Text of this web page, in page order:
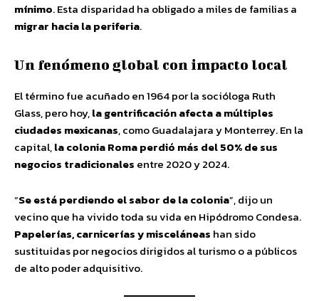
mínimo. Esta disparidad ha obligado a miles de familias a
migrar hacia la periferia.
Un fenómeno global con impacto local
El término fue acuñado en 1964 por la socióloga Ruth
Glass, pero hoy,la gentrificación afecta a múltiples
ciudades mexicanas, como Guadalajara y Monterrey. En la
capital,la colonia Roma perdió más del 50% de sus
negocios tradicionales entre 2020 y 2024.
“Se está perdiendo el sabor de la colonia”, dijo un
vecino que ha vivido toda su vida en Hipódromo Condesa.
Papelerías, carnicerías y misceláneas han sido
sustituidas por negocios dirigidos al turismo o a públicos
de alto poder adquisitivo.